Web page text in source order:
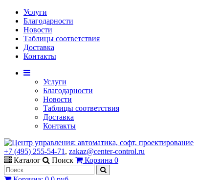
Услуги
Благодарности
Новости
Таблицы соответствия
Доставка
Контакты
Услуги
Благодарности
Новости
Таблицы соответствия
Доставка
Контакты
+7 (495) 255-54-71 , zakaz@center-control.ru
Каталог
Поиск Корзина 0